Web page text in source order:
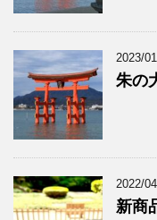
2023/
朱の
2022/
新商